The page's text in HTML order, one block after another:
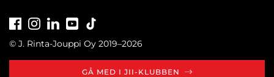
FacebookInstagramLinkedInYoutube
© J. Rinta-Jouppi Oy 2019–2026
GÅ MED I JII-KLUBBEN